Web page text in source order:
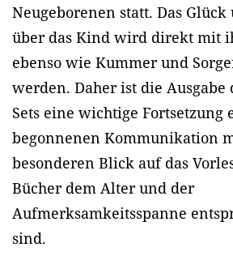
Neugeborenen statt. Das
über das Kind wird direkt mit
ebenso wie Kummer und
werden. Daher ist die Ausgabe
Sets eine wichtige Fortsetzung
begonnenen Kommunikation
besonderen Blick auf das
Bücher dem Alter und der
Aufmerksamkeitsspanne
sind.